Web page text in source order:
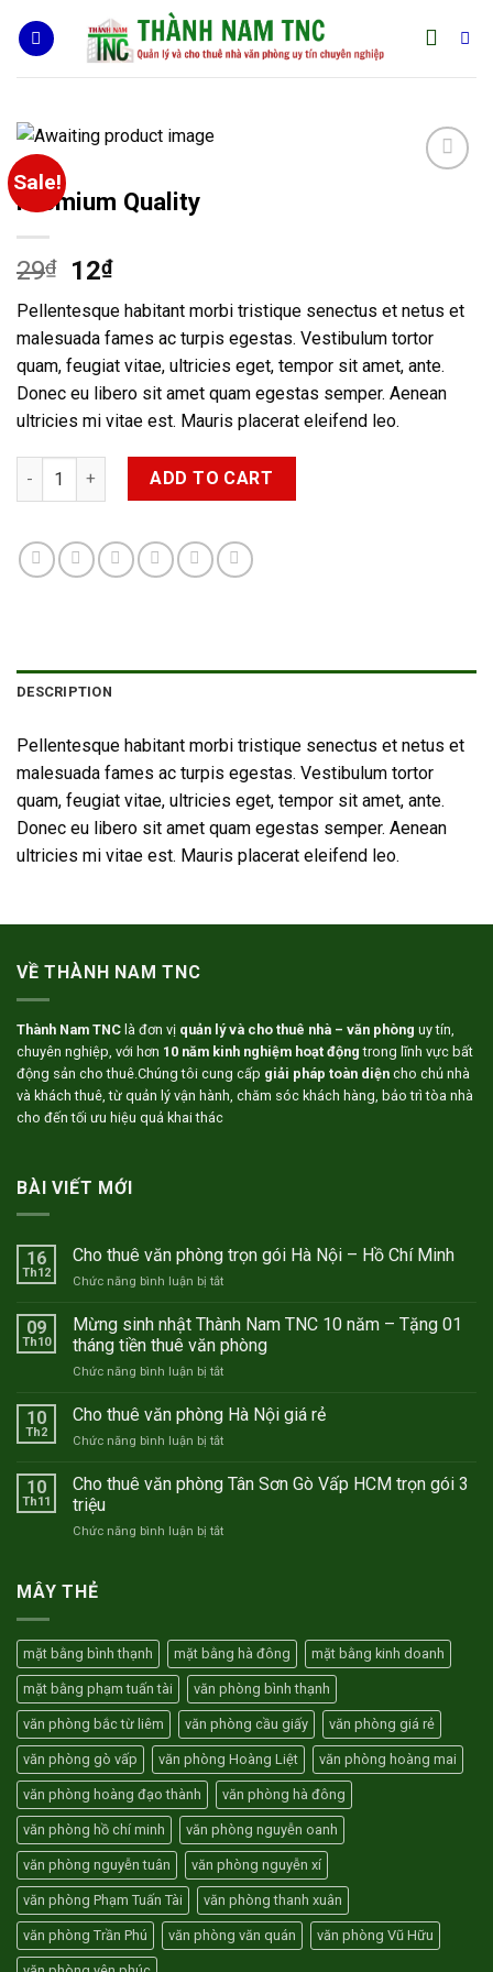
Sale!
HOME
Premium Quality
29₫ 12₫
Pellentesque habitant morbi tristique senectus et netus et
malesuada fames ac turpis egestas. Vestibulum tortor
quam, feugiat vitae, ultricies eget, tempor sit amet, ante.
Donec eu libero sit amet quam egestas semper. Aenean
ultricies mi vitae est. Mauris placerat eleifend leo.
Premium Quality quantityADD TO CART
DESCRIPTION
Pellentesque habitant morbi tristique senectus et netus et
malesuada fames ac turpis egestas. Vestibulum tortor
quam, feugiat vitae, ultricies eget, tempor sit amet, ante.
Donec eu libero sit amet quam egestas semper. Aenean
ultricies mi vitae est. Mauris placerat eleifend leo.
VỀ THÀNH NAM TNC
Thành Nam TNC là đơn vị quản lý và cho thuê nhà – văn phòng uy tín,
chuyên nghiệp, với hơn 10 năm kinh nghiệm hoạt động trong lĩnh vực bất
động sản cho thuê.Chúng tôi cung cấp giải pháp toàn diện cho chủ nhà
và khách thuê, từ quản lý vận hành, chăm sóc khách hàng, bảo trì tòa nhà
cho đến tối ưu hiệu quả khai thác
BÀI VIẾT MỚI
16
Th12
Cho thuê văn phòng trọn gói Hà Nội – Hồ Chí Minh
Chức năng bình luận bị tắtở
thuê
văn
phòng
trọn
Hà
–
Chí
09
Th10
Mừng sinh nhật Thành Nam TNC 10 năm – Tặng 01
tháng tiền thuê văn phòng
Chức năng bình luận bị tắtở
sinh
Thành
TNC
–
văn
phòng
10
Th2
Cho thuê văn phòng Hà Nội giá rẻ
Chức năng bình luận bị tắtở
thuê
Hà
10
Th11
Cho thuê văn phòng Tân Sơn Gò Vấp HCM trọn gói 3
triệu
Chức năng bình luận bị tắtở
Sơn
Gò
Vấp
trọn
gói
3
triệu
MÂY THẺ
mặt bằng bình thạnh mặt bằng hà đông mặt bằng kinh doanh
mặt bằng phạm tuấn tài văn phòng bình thạnh
văn phòng bắc từ liêm văn phòng cầu giấy văn phòng giá rẻ
văn phòng gò vấp văn phòng Hoàng Liệt văn phòng hoàng mai
văn phòng hoàng đạo thành văn phòng hà đông
văn phòng hồ chí minh văn phòng nguyễn oanh
văn phòng nguyễn tuân văn phòng nguyễn xí
văn phòng Phạm Tuấn Tài văn phòng thanh xuân
văn phòng Trần Phú văn phòng văn quán văn phòng Vũ Hữu